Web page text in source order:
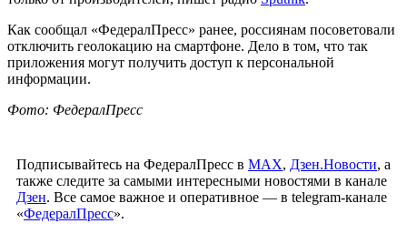
Как сообщал «ФедералПресс» ранее, россиянам посоветовали
отключить геолокацию на смартфоне. Дело в том, что так
приложения могут получить доступ к персональной
информации.
Фото: ФедералПресс
Подписывайтесь на ФедералПресс в МАХ, Дзен.Новости, а
также следите за самыми интересными новостями в канале
Дзен. Все самое важное и оперативное — в telegram-канале
«ФедералПресс».